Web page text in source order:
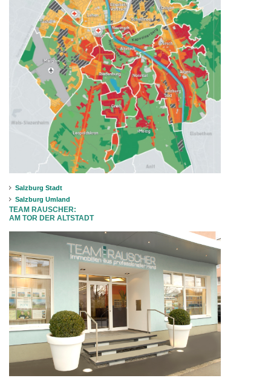
Salzburg Stadt
Salzburg Umland
TEAM RAUSCHER:
AM TOR DER ALTSTADT